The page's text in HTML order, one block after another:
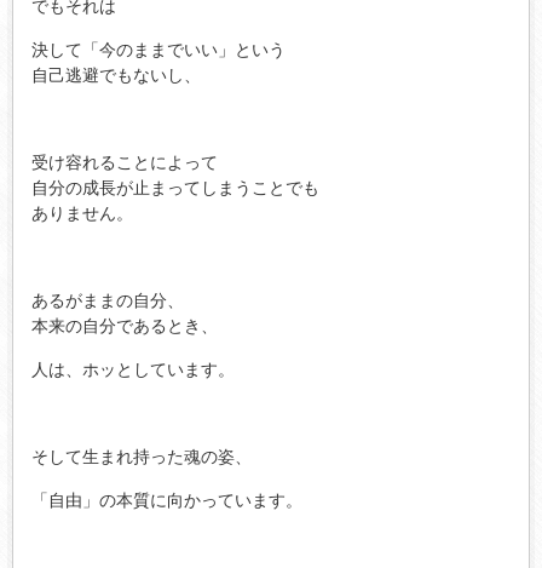
でもそれは
決して「今のままでいい」という
自己逃避でもないし、
受け容れることによって
自分の成長が止まってしまうことでも
ありません。
あるがままの自分、
本来の自分であるとき、
人は、ホッとしています。
そして生まれ持った魂の姿、
「自由」の本質に向かっています。